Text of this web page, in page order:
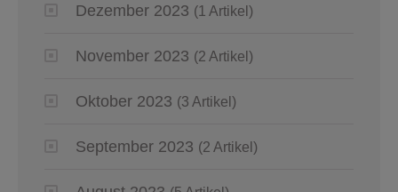
Dezember 2023 (1 Artikel)
November 2023 (2 Artikel)
Oktober 2023 (3 Artikel)
September 2023 (2 Artikel)